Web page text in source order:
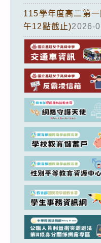
115學年度高二第
午12點截止)2026-